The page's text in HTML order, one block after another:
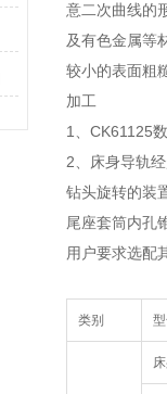
意二次曲线的
及有色金属等
较小的表面粗
加工
1、CK61125
2、床身导轨
钻头旋转的装
尾座套筒内孔
用户要求选配
类别